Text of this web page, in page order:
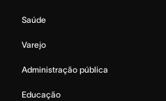
Saúde
Varejo
Administração pública
Educação